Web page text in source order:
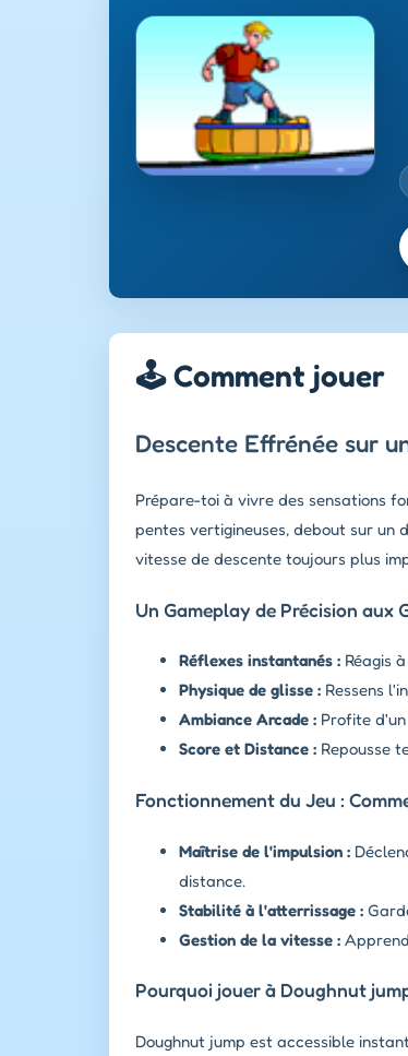
🕹️ Comment jouer
Descente Effrénée sur
Prépare-toi à vivre des sensations
pentes vertigineuses, debout sur un
vitesse de descente toujours plus
Un Gameplay de Précision aux
Réflexes instantanés : Réagis
Physique de glisse : Ressens
Ambiance Arcade : Profite
Score et Distance : Repousse
Fonctionnement du Jeu :
Maîtrise de l'impulsion :
distance.
Stabilité à l'atterrissage :
Gestion de la vitesse :
Pourquoi jouer à Doughnut
Doughnut jump est accessible